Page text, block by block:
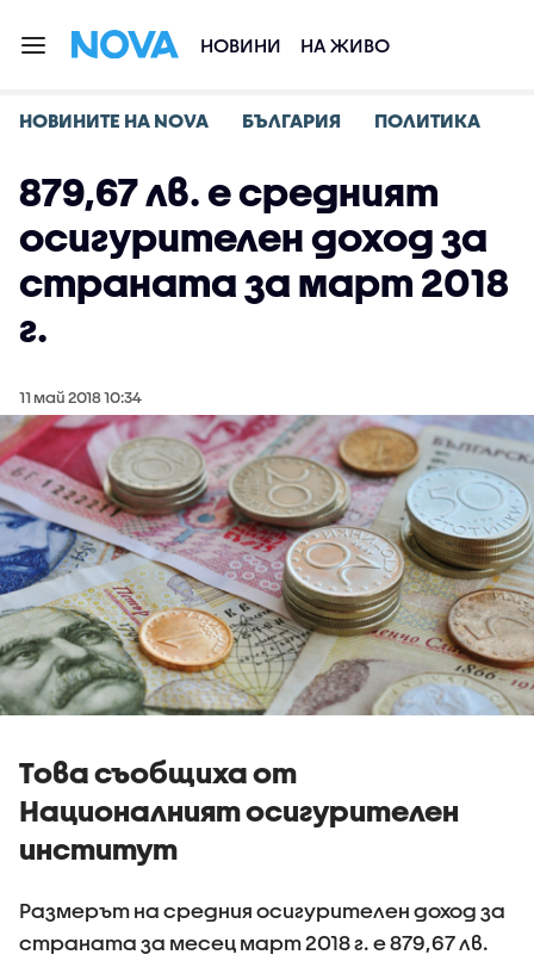
НОВИНИ НА ЖИВО
НОВИНИТЕ НА NOVA БЪЛГАРИЯ ПОЛИТИКА
879,67 лв. е средният
осигурителен доход за
страната за март 2018
г.
11 май 2018 10:34
Това съобщиха от
Националният осигурителен
институт
Размерът на средния осигурителен доход за
страната за месец март 2018 г. е 879,67 лв.